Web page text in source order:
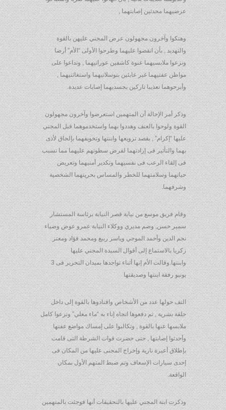
عرضيهما محدثين إصابتهما ,
وهتكوا وآخرون مجهولون عرض المجني عليهن بالقوة
والتهديد , بأن انقضوا عليهما وطرحوا الأولى “الأم” أرضا
ونزعوا ملابسيهما عنوة كاشفين عوراتيهما , وتداعوا على
مواطن عفتيهما غير عابئين بتوسلاتيهما واستغاثتيهما ,
وأبرحوهما تعذيبا تاركين بجسديهما إصابات عديدة.
وذكر أمر الإحالة أن المتهمين استعرضوا وآخرون مجهولون
القوة ولوحوا بالعنف وهددوا بهما واستخدموهما قبل المجني
عليها “إكرام” , بقصد ترويعها وابنتها وتخويفهما بإلحاق لأذى
بهما والتأثير فى إرادتهما لفرض سطوتهم عليهما مما تسبب
فى إلقاء الرعب فى نفسيهما وتكدير أمنيهما وتعريض
حياتهما وسلامتهما للخطر والمساس بحريتهما الشخصية
وشرفهما.
وقام فريق موسع من نيابة قصر النيابة برئاسة المستشار
سمير حسن, وضم مديري ووكلاء النيابة عمرو عوض وضياء
نجم الدين وأحمد الموجي وياسر ربيع ومحمد فؤاد ومعتز
زكريا بالاستماع إلى أقوال السيدة المجني عليها
وابنتها.وقالت الأم إنها أثناء تواجدها بميدان التحرير فى 3
يونيو رفقة ابنتها وصديقتها
التف حولها عدد من الأشخاص واقتادوها بالقوة إلى داخل
حلقة بشرية , ثم دفعوها اتجاه إناء به “ماء مغلي” ونزعوا كامل
ملابسها عنها بالقوة , وتكالبوا على إمساك مواضع عفتها
وأحدثوا إصابتها , حتى حضرت قوات الشرطة التى قامت
بإطلاق أعيرة نارية وإخراج المجنى عليها من المكان فى
إحدى سيارات الإسعاف وتم ضبط المتهم الأول بمكان
الواقعة.
وذكرت ابنة المجني عليها بالتحقيقات أنها فوجئت بالمتهمين